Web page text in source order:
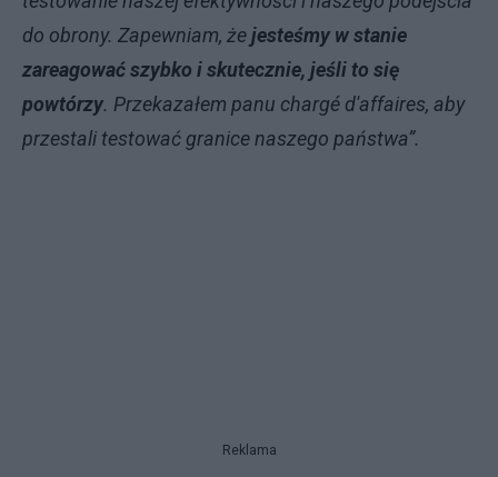
do obrony. Zapewniam, żejesteśmy w stanie
zareagować szybko i skutecznie, jeśli to się
powtórzy. Przekazałem panu chargé d'affaires, aby
przestali testować granice naszego państwa”.
Reklama